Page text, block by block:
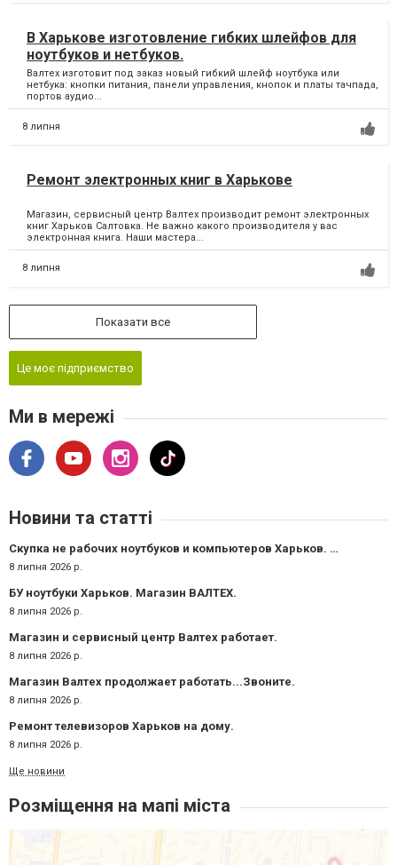
В Харькове изготовление гибких шлейфов для
ноутбуков и нетбуков.
Валтех изготовит под заказ новый гибкий шлейф ноутбука или
нетбука: кнопки питания, панели управления, кнопок и платы тачпада,
портов аудио...
8 липня
Ремонт электронных книг в Харькове
Магазин, сервисный центр Валтех производит ремонт электронных
книг Харьков Салтовка. Не важно какого производителя у вас
электронная книга. Наши мастера...
8 липня
Показати все
Це моє підприємство
Ми в мережі
Новини та статті
Скупка не рабочих ноутбуков и компьютеров Харьков. СЦ ВАЛТЕХ.
8 липня 2026 р.
БУ ноутбуки Харьков. Магазин ВАЛТЕХ.
8 липня 2026 р.
Магазин и сервисный центр Валтех работает.
8 липня 2026 р.
Магазин Валтех продолжает работать...Звоните.
8 липня 2026 р.
Ремонт телевизоров Харьков на дому.
8 липня 2026 р.
Ще новини
Розміщення на мапі міста